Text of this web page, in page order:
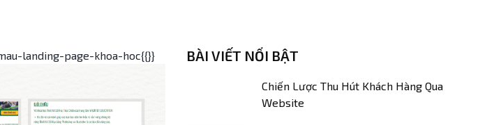
landing-page-khoa-hoc{{}} BÀI VIẾT NỔI BẬT
Chiến Lược Thu Hút Khách Hàng Qua
Website